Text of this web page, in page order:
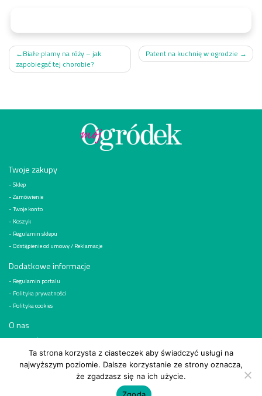
Nawigacja
wpisu
Białe plamy na róży – jak
zapobiegać tej chorobie?
Patent na kuchnię w ogrodzie
Twoje zakupy
Sklep
Zamówienie
Twoje konto
Koszyk
Regulamin sklepu
Odstąpienie od umowy / Reklamacje
Dodatkowe informacje
Regulamin portalu
Polityka prywatności
Polityka cookies
O nas
Kim jesteśmy
Reklama
Kontakt
Wydawnictwo „Działkowiec” Sp. z o.o, ul. Bobrowiecka 1, 00-728 Warszawa
Ta strona korzysta z ciasteczek aby świadczyć usługi na
najwyższym poziomie. Dalsze korzystanie ze strony oznacza,
że zgadzasz się na ich użycie.
Zgoda